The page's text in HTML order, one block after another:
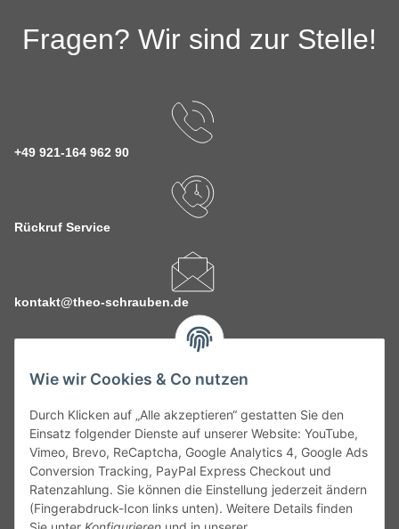
Wie wir Cookies & Co nutzen
Durch Klicken auf „Alle akzeptieren“ gestatten Sie den
Einsatz folgender Dienste auf unserer Website: YouTube,
Vimeo, Brevo, ReCaptcha, Google Analytics 4, Google Ads
Conversion Tracking, PayPal Express Checkout und
Ratenzahlung. Sie können die Einstellung jederzeit ändern
(Fingerabdruck-Icon links unten). Weitere Details finden
Fragen? Wir sind zur Stelle!
+49 921-164 962 90
Rückruf Service
kontakt@theo-schrauben.de
Service
Gesetzliche Informationen
Alle technischen Angaben ohne Gewähr. Irrtümer und fehlerhafte